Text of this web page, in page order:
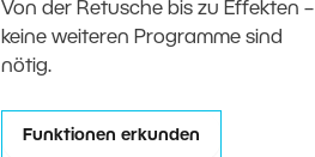
Von der Retusche bis zu Effekten –
keine weiteren Programme sind
nötig.
Funktionen erkunden